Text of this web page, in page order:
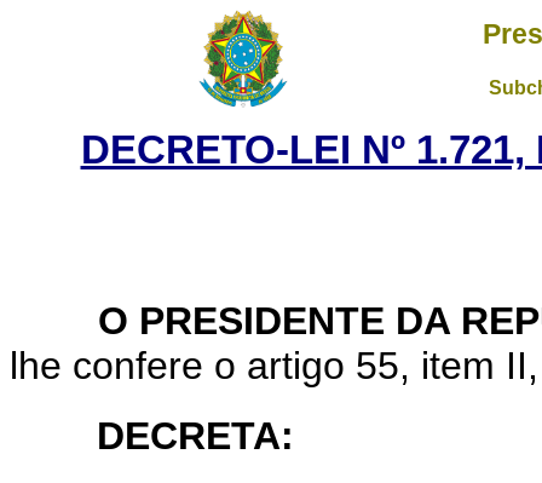
DECRETO-LEI Nº
O PRESIDENTE DA
lhe confere o artigo 55, item
DECRETA: